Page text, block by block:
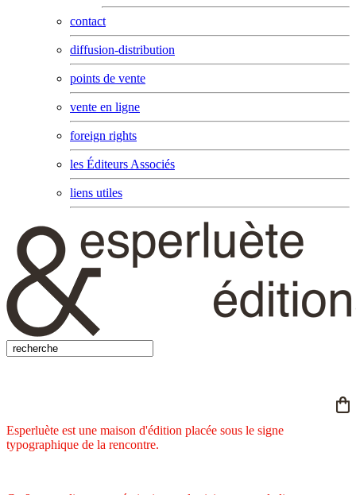
contact
diffusion-distribution
points de vente
vente en ligne
foreign rights
les Éditeurs Associés
liens utiles
Esperluète est une maison d'édition placée sous le signe
typographique de la rencontre.